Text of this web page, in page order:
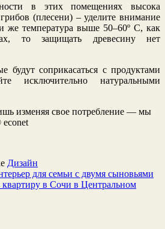
в этих помещениях высока
(плесени) – уделите внимание
же температура выше 50–60º С, как
то защищать древесину нет
будут соприкасаться с продуктами
исключительно натуральными
изменяя свое потребление — мы
Дизайн
для семьи с двумя сыновьями
в Сочи в Центральном